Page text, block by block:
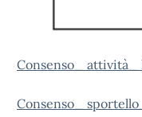
Consenso_ attività_
Consenso_